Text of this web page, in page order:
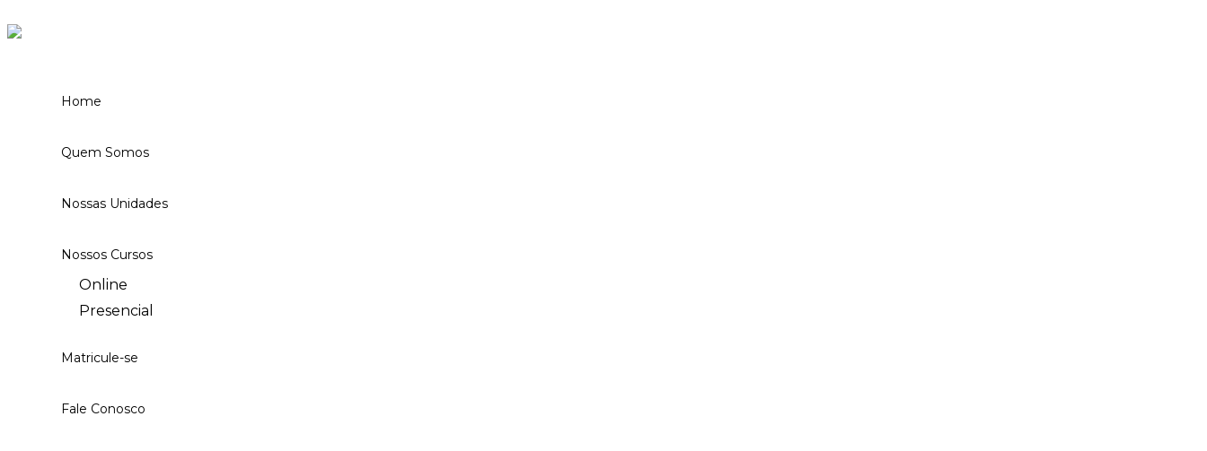
Home
Quem Somos
Nossas Unidades
Nossos Cursos
Online
Presencial
Matricule-se
Fale Conosco